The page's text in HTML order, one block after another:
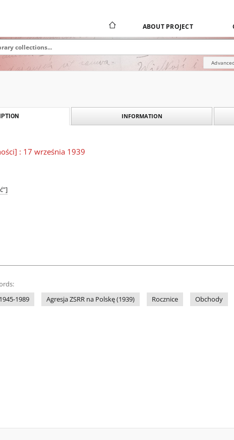
ABOUT PROJECT
INFORMATION
: 17 września 1939
1945-1989 Agresja ZSRR na Polskę (1939) Rocznice Obchody